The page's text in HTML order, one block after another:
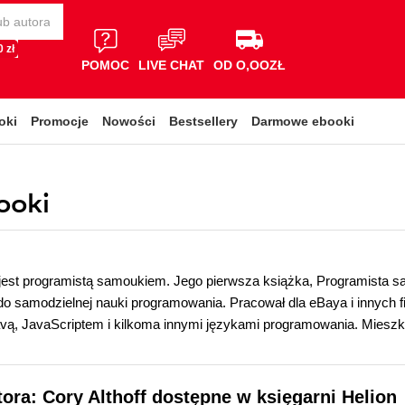
zł
POMOC LIVE CHAT OD O,OOZŁ
Promocje Nowości Bestsellery Darmowe ebooki
programistą samoukiem. Jego pierwsza książka, Programista
samodzielnej nauki programowania. Pracował dla eBaya i innych
JavaScriptem i kilkoma innymi językami programowania.
Cory Althoff dostępne w księgarni Helion